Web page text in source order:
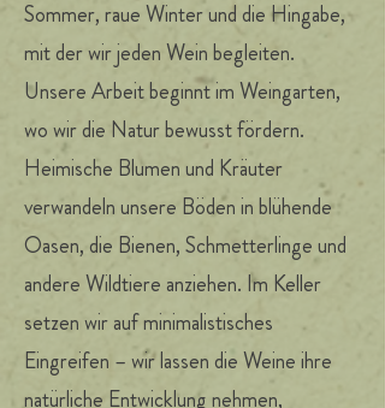
Sommer, raue Winter und die Hingabe,
mit der wir jeden Wein begleiten.
Unsere Arbeit beginnt im Weingarten,
wo wir die Natur bewusst fördern.
Heimische Blumen und Kräuter
verwandeln unsere Böden in blühende
Oasen, die Bienen, Schmetterlinge und
andere Wildtiere anziehen. Im Keller
setzen wir auf minimalistisches
Eingreifen – wir lassen die Weine ihre
natürliche Entwicklung nehmen,